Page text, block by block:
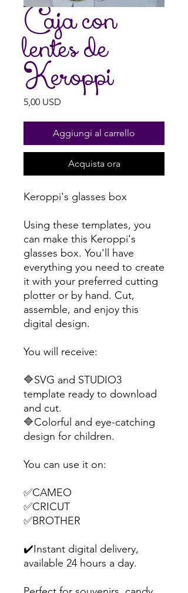
Caja con
lentes de
Keroppi
5,00 USD
Aggiungi al carrello
Acquista ora
Keroppi's glasses box
Using these templates, you
can make this Keroppi's
glasses box. You'll have
everything you need to create
it with your preferred cutting
plotter or by hand. Cut,
assemble, and enjoy this
digital design.
You will receive:
🔷SVG and STUDIO3
template ready to download
and cut.
🔷Colorful and eye-catching
design for children.
You can use it on:
✅CAMEO
✅CRICUT
✅BROTHER
✔️Instant digital delivery,
available 24 hours a day.